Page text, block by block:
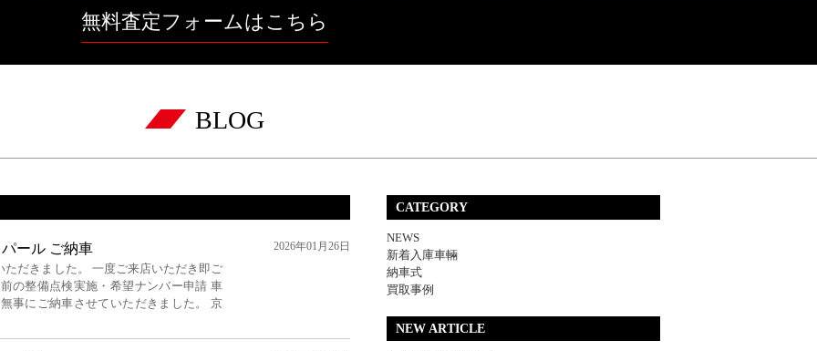
無料査定フォームはこちら
BLOG
ール ご納車
だきました。 一度ご来店いただき即ご
の整備点検実施・希望ナンバー申請 車
事にご納車させていただきました。 京
2026年01月26日
CATEGORY
NEWS
新着入庫車輛
納車式
買取事例
NEW ARTICLE